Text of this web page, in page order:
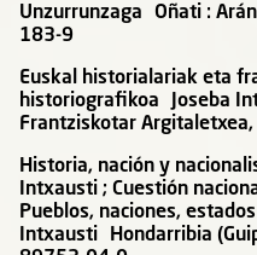
Unzurrunzaga Oñati :
183-9
Euskal historialariak eta
historiografikoa Joseba
Frantziskotar
Historia, nación y
Intxausti ; Cuestión
Pueblos, naciones,
Intxausti Hondarribia